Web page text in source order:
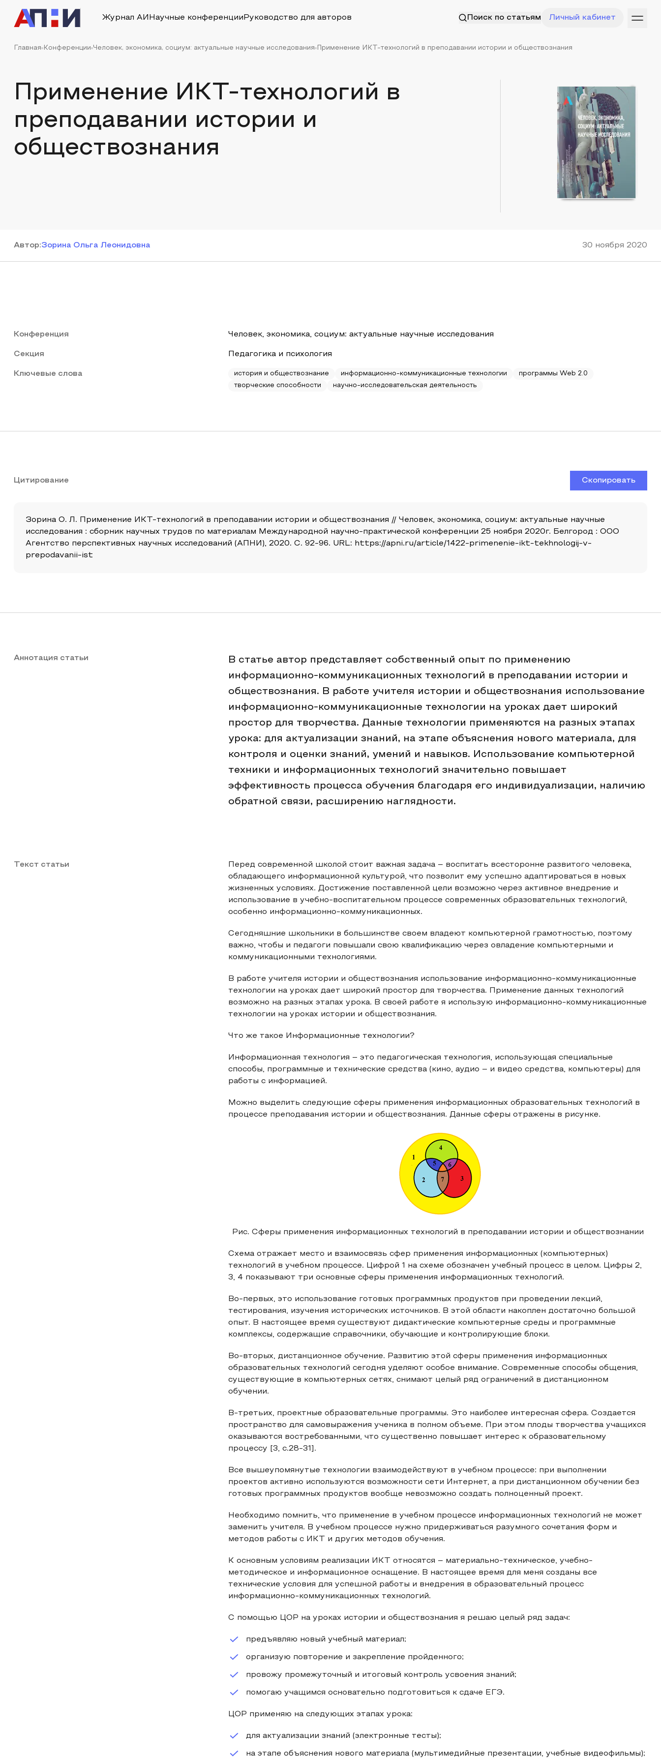
Журнал АИ Научные конференции Руководство для авторов Поиск по статьям Личный кабинет
Главная Конференции Человек, экономика, социум: актуальные научные исследования Применение ИКТ-технологий в преподавании истории и обществознания
Применение ИКТ-технологий в
преподавании истории и
обществознания
Автор:Зорина Ольга Леонидовна 30 ноября 2020
Конференция Человек, экономика, социум: актуальные научные исследования
Секция Педагогика и психология
Ключевые слова история и обществознание информационно-коммуникационные технологии
программы Web 2.0
творческие способности
научно-исследовательская деятельность
Цитирование Скопировать
Зорина О. Л. Применение ИКТ-технологий в преподавании истории и обществознания // Человек, экономика, социум: актуальные научные
исследования : сборник научных трудов по материалам Международной научно-практической конференции 25 ноября 2020г. Белгород : ООО
Агентство перспективных научных исследований (АПНИ), 2020. С. 92-96. URL: https://apni.ru/article/1422-primenenie-ikt-tekhnologij-v-
prepodavanii-ist
Аннотация статьи
В статье автор представляет собственный опыт по применению
информационно-коммуникационных технологий в преподавании истории и
обществознания. В работе учителя истории и обществознания использование
информационно-коммуникационные технологии на уроках дает широкий
простор для творчества. Данные технологии применяются на разных этапах
урока: для актуализации знаний, на этапе объяснения нового материала, для
контроля и оценки знаний, умений и навыков. Использование компьютерной
техники и информационных технологий значительно повышает
эффективность процесса обучения благодаря его индивидуализации, наличию
обратной связи, расширению наглядности.
Текст статьи
Перед современной школой стоит важная задача – воспитать всесторонне развитого человека,
обладающего информационной культурой, что позволит ему успешно адаптироваться в новых
жизненных условиях. Достижение поставленной цели возможно через активное внедрение и
использование в учебно-воспитательном процессе современных образовательных технологий,
особенно информационно-коммуникационных.
Сегодняшние школьники в большинстве своем владеют компьютерной грамотностью, поэтому
важно, чтобы и педагоги повышали свою квалификацию через овладение компьютерными и
коммуникационными технологиями.
В работе учителя истории и обществознания использование информационно-коммуникационные
технологии на уроках дает широкий простор для творчества. Применение данных технологий
возможно на разных этапах урока. В своей работе я использую информационно-коммуникационные
технологии на уроках истории и обществознания.
Что же такое Информационные технологии?
Информационная технология – это педагогическая технология, использующая специальные
способы, программные и технические средства (кино, аудио – и видео средства, компьютеры) для
работы с информацией.
Можно выделить следующие сферы применения информационных образовательных технологий в
процессе преподавания истории и обществознания. Данные сферы отражены в рисунке.
Рис. Сферы применения информационных технологий в преподавании истории и обществознании
Схема отражает место и взаимосвязь сфер применения информационных (компьютерных)
технологий в учебном процессе. Цифрой 1 на схеме обозначен учебный процесс в целом. Цифры 2,
3, 4 показывают три основные сферы применения информационных технологий.
Во-первых, это использование готовых программных продуктов при проведении лекций,
тестирования, изучения исторических источников. В этой области накоплен достаточно большой
опыт. В настоящее время существуют дидактические компьютерные среды и программные
комплексы, содержащие справочники, обучающие и контролирующие блоки.
Во-вторых, дистанционное обучение. Развитию этой сферы применения информационных
образовательных технологий сегодня уделяют особое внимание. Современные способы общения,
существующие в компьютерных сетях, снимают целый ряд ограничений в дистанционном
обучении.
В-третьих, проектные образовательные программы. Это наиболее интересная сфера. Создается
пространство для самовыражения ученика в полном объеме. При этом плоды творчества учащихся
оказываются востребованными, что существенно повышает интерес к образовательному
процессу [3, с.28-31].
Все вышеупомянутые технологии взаимодействуют в учебном процессе: при выполнении
проектов активно используются возможности сети Интернет, а при дистанционном обучении без
готовых программных продуктов вообще невозможно создать полноценный проект.
Необходимо помнить, что применение в учебном процессе информационных технологий не может
заменить учителя. В учебном процессе нужно придерживаться разумного сочетания форм и
методов работы с ИКТ и других методов обучения.
К основным условиям реализации ИКТ относятся – материально-техническое, учебно-
методическое и информационное оснащение. В настоящее время для меня созданы все
технические условия для успешной работы и внедрения в образовательный процесс
информационно-коммуникационных технологий.
С помощью ЦОР на уроках истории и обществознания я решаю целый ряд задач:
предъявляю новый учебный материал;
организую повторение и закрепление пройденного;
провожу промежуточный и итоговый контроль усвоения знаний;
помогаю учащимся основательно подготовиться к сдаче ЕГЭ.
ЦОР применяю на следующих этапах урока:
для актуализации знаний (электронные тесты);
на этапе объяснения нового материала (мультимедийные презентации, учебные видеофильмы);